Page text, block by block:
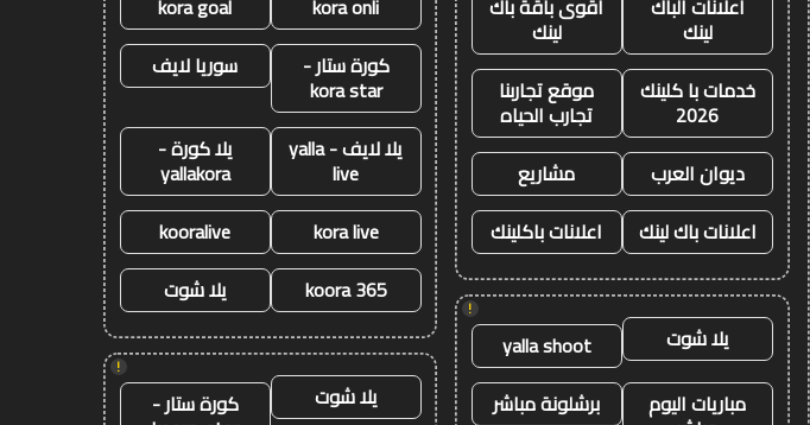
اعلانات الباك
لينك
أقوى باقة باك
لينك
خدمات با كلينك
2026
موقع تجاربنا
تجارب الحياه
ديوان العرب
مشاريع
اعلانات باك لينك
اعلانات باكلينك
!
يلا شوت
yalla shoot
مباريات اليوم
برشلونة مباشر
kora onli
kora goal
كورة ستار -
kora star
سوريا لايف
يلا لايف - yalla
live
يلا كورة -
yallakora
kora live
kooralive
koora 365
يلا شوت
!
يلا شوت كورة ستار -